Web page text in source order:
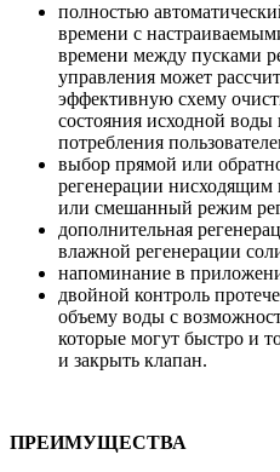
полностью
времени с
времени между пусками
управления может
эффективную схему
состояния исходной воды
потребления
выбор прямой или
регенерации
или смешанный режим
дополнительная
влажной регенерации
напоминание в
двойной контроль
объему воды с
которые могут быстро и
и закрыть клапан.
ПРЕИМУЩЕСТВА